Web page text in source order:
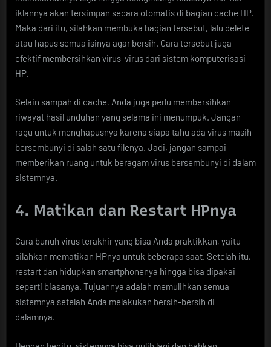
iklannya akan tersimpan secara otomatis di bagian cache HP.
Maka dari itu, silahkan membuka bagian tersebut, lalu delete
atau hapus semua isinya agar bersih. Cara tersebut juga
efektif membersihkan virus-virus dari sistem komputerisasi
HP.
Selain sampah di cache, Anda juga perlu membersihkan
riwayat hasil unduhan yang selama ini menumpuk. Jangan
ragu untuk menghapusnya karena siapa tahu ada virus masih
bersembunyi di salah satu filenya. Jadi, jangan sampai
memberikan ruang untuk beragam virus bersembunyi di dalam
sistemnya.
4. Matikan dan Restart HPnya
Cara bunuh virus terakhir yang bisa Anda praktikkan, yaitu
silahkan mematikan HPnya untuk beberapa saat. Setelah itu,
restart dan hidupkan smartphonenya hingga bisa dipakai
seperti biasanya. Tujuannya adalah memulihkan semua
sistemnya setelah Anda melakukan bersih-bersih di
dalamnya.